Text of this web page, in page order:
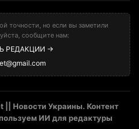
точности, но если вы заметили
сообщите нам:
РЕДАКЦИИ →
|| Новости Украины. Контент
ИИ для редактуры